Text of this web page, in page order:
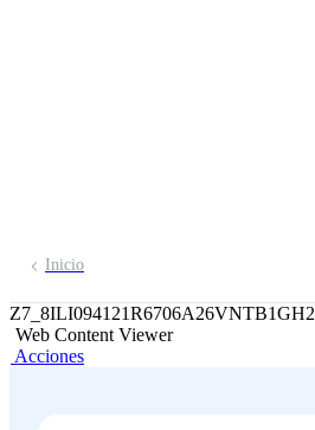
Inicio
Z7_8ILI094121R6706A26VNTB1GH2
Web Content Viewer
Acciones